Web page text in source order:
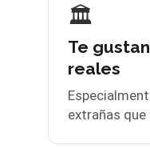
🏛️
Te
reales
extrañas que